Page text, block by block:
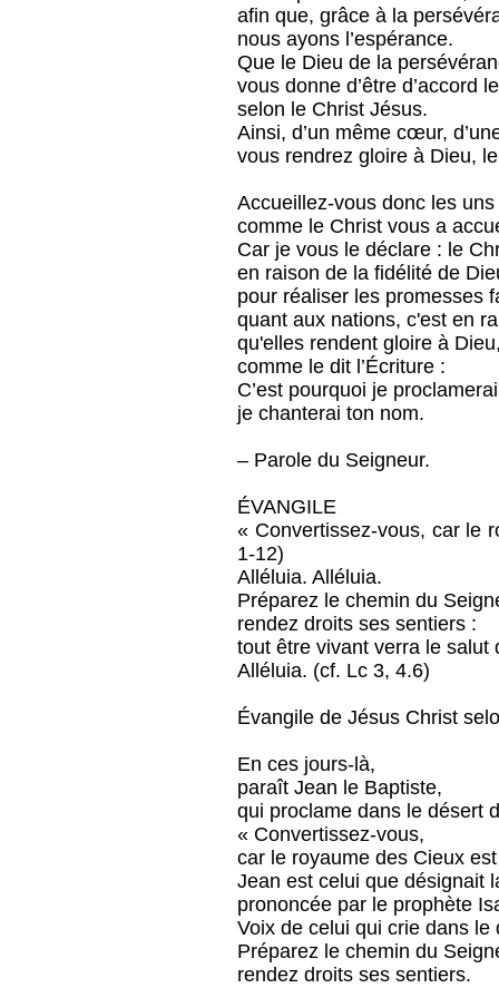
afin que, grâce à la
nous ayons l’espérance.
Que le Dieu de la
vous donne d’être d’accord
selon le Christ Jésus.
Ainsi, d’un même cœur,
vous rendrez gloire à Dieu,
Accueillez-vous donc les
comme le Christ vous a
Car je vous le déclare : le
en raison de la fidélité de
pour réaliser les promesses
quant aux nations, c'est en
qu'elles rendent gloire à
comme le dit l’Écriture :
C’est pourquoi je
je chanterai ton nom.
– Parole du Seigneur.
ÉVANGILE
« Convertissez-vous, car le
1-12)
Alléluia. Alléluia.
Préparez le chemin du
rendez droits ses sentiers :
tout être vivant verra le salut
Alléluia. (cf. Lc 3, 4.6)
Évangile de Jésus Christ
En ces jours-là,
paraît Jean le Baptiste,
qui proclame dans le désert
« Convertissez-vous,
car le royaume des Cieux
Jean est celui que désignait
prononcée par le prophète
Voix de celui qui crie dans le
Préparez le chemin du
rendez droits ses sentiers.